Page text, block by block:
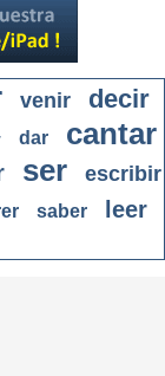
venir
decir
dar cantar
ser escribir
saber leer